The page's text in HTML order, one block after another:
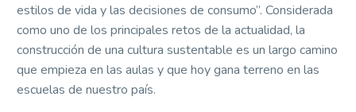
estilos de vida y las decisiones de consumo”. Considerada
como uno de los principales retos de la actualidad, la
construcción de una cultura sustentable es un largo camino
que empieza en las aulas y que hoy gana terreno en las
escuelas de nuestro país.